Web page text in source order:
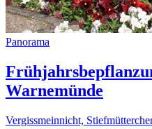
Panorama
Warnemünde
Vergissmeinnicht,